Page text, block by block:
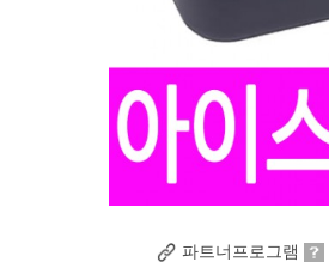
파트너프로그램